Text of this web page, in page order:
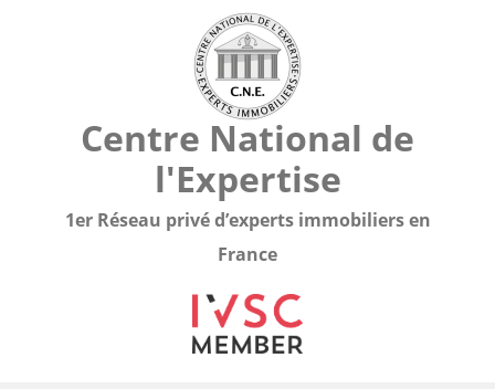
Centre National de
l'Expertise
1er Réseau privé d’experts immobiliers en
France